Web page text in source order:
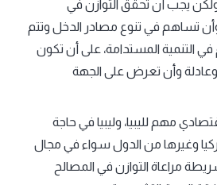
ولكن يجب أن تحقق التوازن في
تساهم في تنوع مصادر الدخل وتتم
التنمية المستدامة، على أن تكون
وأن تعرض على الجهة
مهم لليبيا، وليبيا في حاجة
وغيرها من الدول سواء في مجال
مراعاة التوازن في المصالح